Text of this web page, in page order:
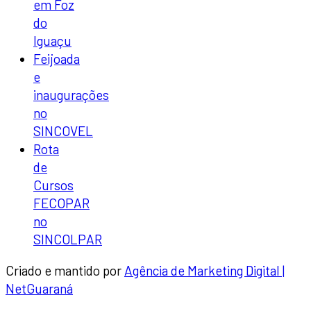
em Foz
do
Iguaçu
Feijoada
e
inaugurações
no
SINCOVEL
Rota
de
Cursos
FECOPAR
no
SINCOLPAR
Criado e mantido por Agência de Marketing Digital |
NetGuaraná